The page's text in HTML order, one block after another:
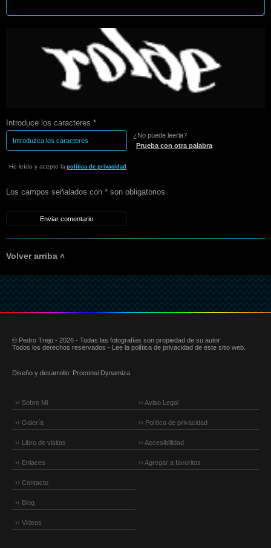
Introduce los caracteres *
¿No puede leerla?
Prueba con otra palabra
He leído y acepto la política de privacidad
Los campos señalados con * son obligatorios
Volver arriba ˄
© Pedro Trejo - 2026 - Todas las fotografías son propiedad de su autor
Todos los derechos reservados - Lee la política de privacidad de este sitio web.
Diseño y desarrollo: Proconsi Dynamiza
›› Sobre Mi
›› Galería
›› Libro de visitas
›› Enlaces
›› Contacto
›› Blog
›› Videos
›› Aviso Legal
›› Política de privacidad
›› Accesiblilidad
›› Agregar a favoritos